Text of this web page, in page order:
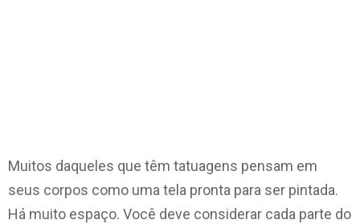
Muitos daqueles que têm tatuagens pensam em
seus corpos como uma tela pronta para ser pintada.
Há muito espaço. Você deve considerar cada parte do